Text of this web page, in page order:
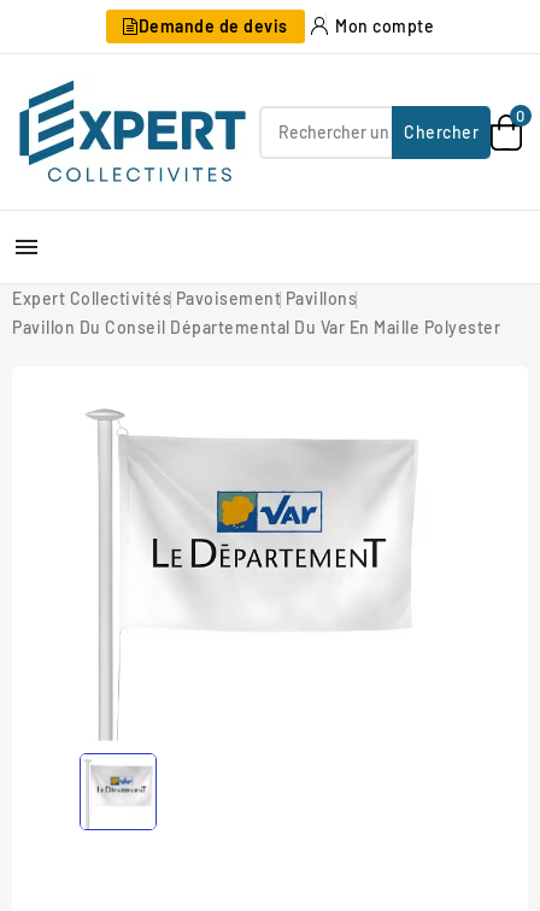
Demande de devis Mon compte
Chercher
0

Expert Collectivités Pavoisement Pavillons
Pavillon Du Conseil Départemental Du Var En Maille Polyester